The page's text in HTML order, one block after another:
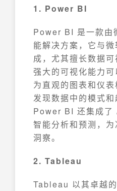
1. Power BI
Power BI 是一款由
能解决方案，它与
成，尤其擅长数据
强大的可视化能力
为直观的图表和仪
发现数据中的模式和
Power BI 还集成了
智能分析和预测，
洞察。
2. Tableau
Tableau 以其卓越